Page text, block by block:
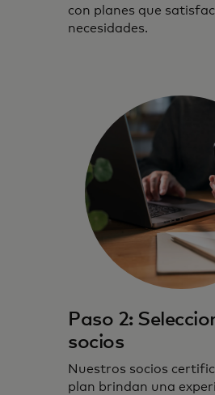
con planes que
necesidades.
Paso 2:
socios
Nuestros socios
plan brindan una